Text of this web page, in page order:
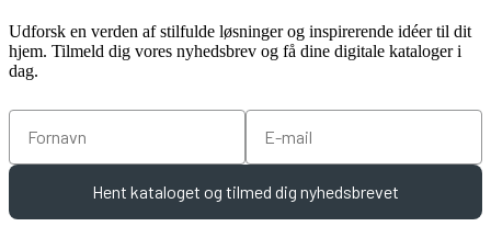
Udforsk en verden af stilfulde løsninger og inspirerende idéer til dit
hjem. Tilmeld dig vores nyhedsbrev og få dine digitale kataloger i
dag.
Fornavn Email
Hent kataloget og tilmed dig nyhedsbrevet